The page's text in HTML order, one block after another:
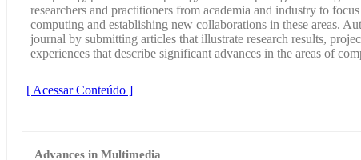
researchers and practitioners from academia and industry to
computing and establishing new collaborations in these areas.
journal by submitting articles that illustrate research results,
experiences that describe significant advances in the areas of
[ Acessar Conteúdo ]
Advances in Multimedia